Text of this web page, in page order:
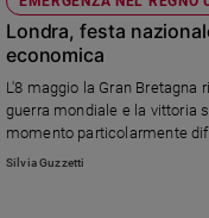
Londra, festa
economica
L'8 maggio la Gran Bretagna
guerra mondiale e la vittoria
momento particolarmente
d'Europa più colpito dal
Silvia Guzzetti